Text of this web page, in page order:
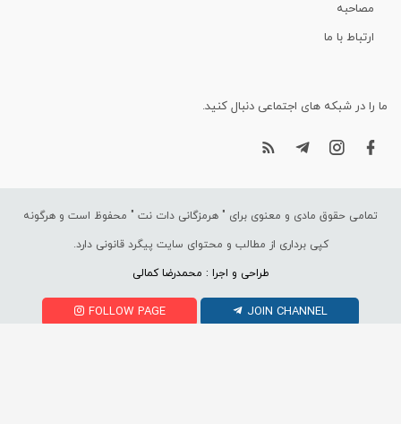
مصاحبه
ارتباط با ما
ما را در شبکه های اجتماعی دنبال کنید.
تمامی حقوق مادی و معنوی برای " هرمزگانی دات نت " محفوظ است و هرگونه
کپی برداری از مطالب و محتوای سایت پیگرد قانونی دارد.
طراحی و اجرا : محمدرضا کمالی
FOLLOW PAGE JOIN CHANNEL